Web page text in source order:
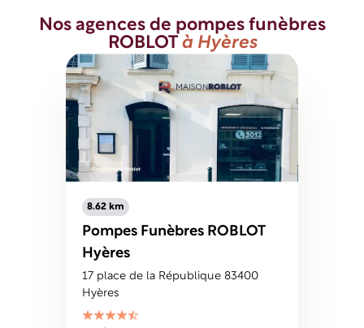
Nos agences de pompes funèbres
ROBLOT à Hyères
8.62 km
Pompes Funèbres ROBLOT
Hyères
17 place de la République 83400
Hyères